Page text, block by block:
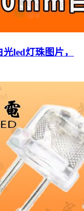
led灯珠图片，